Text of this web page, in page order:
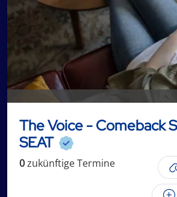
The Voice - Comeback
SEAT
0zukünftigeTermine